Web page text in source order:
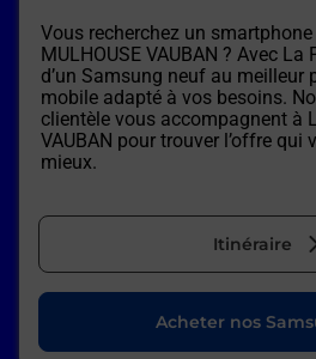
Vous recherchez un
MULHOUSE VAUBAN ? Avec La
d’un Samsung neuf au meilleur
mobile adapté à vos besoins.
clientèle vous accompagnent à
VAUBAN pour trouver l’offre qui
mieux.
Itinéraire
Acheter nos